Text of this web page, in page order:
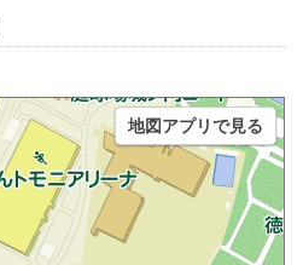
地図アプリで見る